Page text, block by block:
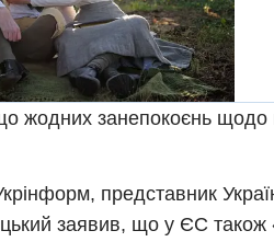
жодних занепокоєнь щодо
представник
заявив, що у ЄС також